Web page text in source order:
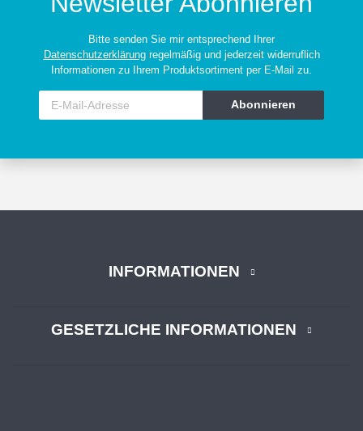
Bitte senden Sie mir entsprechend Ihrer
Datenschutzerklärungregelmäßig und jederzeit widerruflich
Informationen zu Ihrem Produktsortiment per E-Mail zu.
Abonnieren
INFORMATIONEN
GESETZLICHE INFORMATIONEN